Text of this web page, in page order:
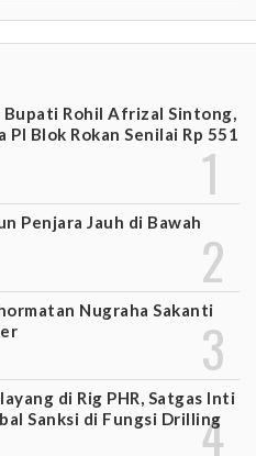
Rohil Afrizal Sintong,
PI Blok Rokan Senilai Rp 551
Penjara Jauh di Bawah
Nugraha Sakanti
di Rig PHR, Satgas Inti
Sanksi di Fungsi Drilling